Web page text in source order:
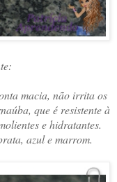
macia, não irrita os
que é resistente à
e hidratantes.
azul e marrom.